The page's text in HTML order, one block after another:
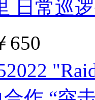
日常巡
650